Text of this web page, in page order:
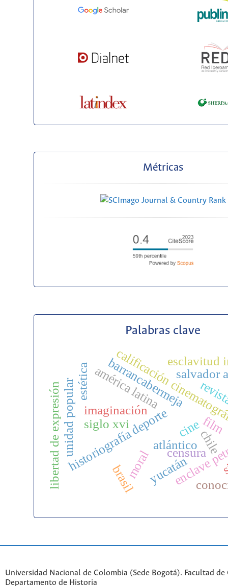
Métricas
Palabras clave
historiografía deporte
américa latina
censura
calificación cinefilm
chile
salvador
unidad popular
libertad de expresión barrancabermeja
enclave
imaginación
moral
esclavitud
siglo xvi
yucatán
brasil
estética
atlántico
Universidad Nacional de Colombia (Sede Bogotá). Facultad de
Departamento de Historia